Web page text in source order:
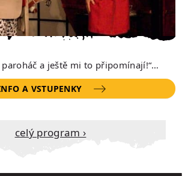
paroháč a ještě mi to připomínají!“…
A VSTUPENKY
Celý program ›